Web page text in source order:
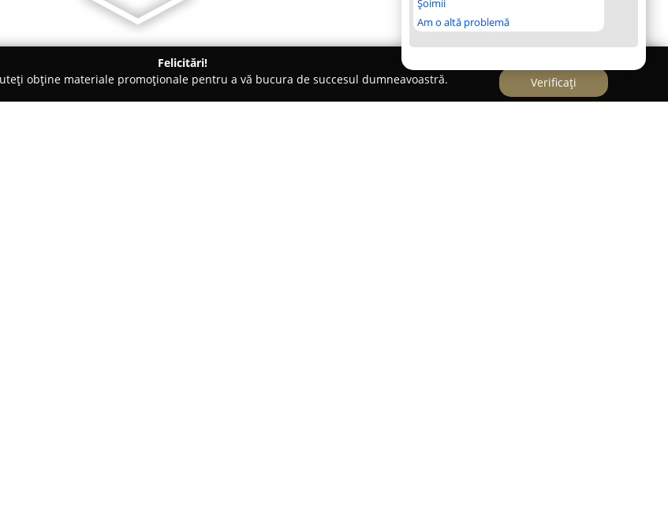
Șoimii
Am o altă problemă
Felicitări!
obține materiale promoționale pentru a vă bucura de succesul dumneavoastră.
Verificați